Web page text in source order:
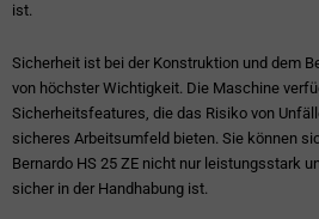
ist.
Sicherheit ist bei der Konstruktion und dem
von höchster Wichtigkeit. Die Maschine
Sicherheitsfeatures, die das Risiko von
sicheres Arbeitsumfeld bieten. Sie können
Bernardo HS 25 ZE nicht nur leistungsstark
sicher in der Handhabung ist.